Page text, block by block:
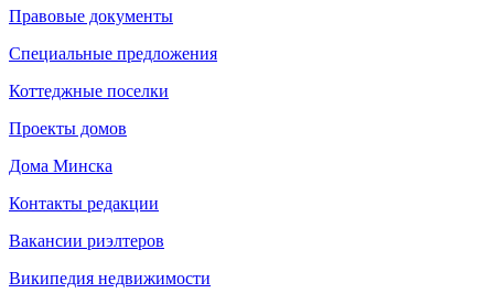
Правовые документы
Специальные предложения
Коттеджные поселки
Проекты домов
Дома Минска
Контакты редакции
Вакансии риэлтеров
Википедия недвижимости